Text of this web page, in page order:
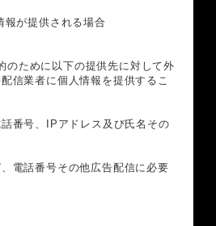
報が提供される場合
のために以下の提供先に対して外
信業者に個人情報を提供するこ
番号、IPアドレス及び氏名その
電話番号その他広告配信に必要